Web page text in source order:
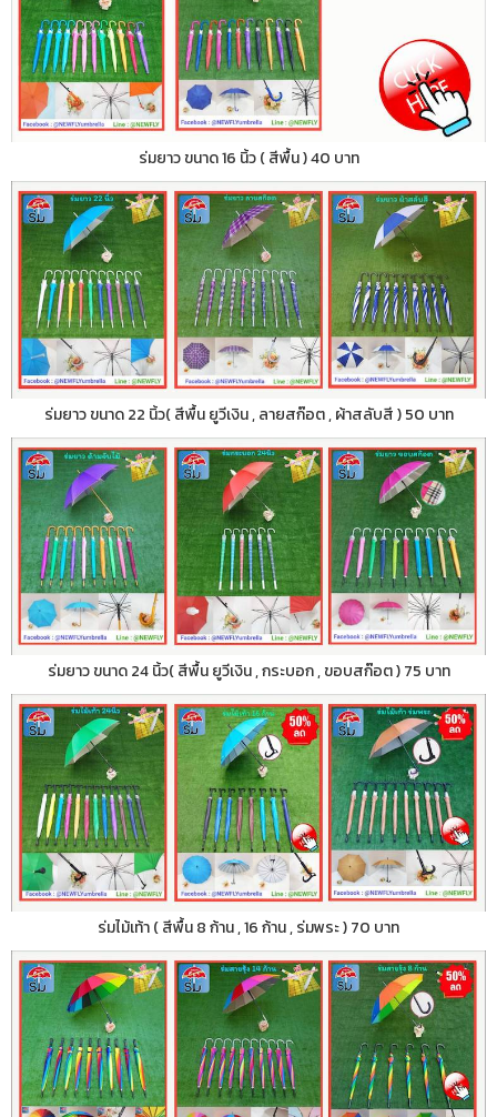
ร่มยาว ขนาด 16 นิ้ว ( สีพื้น ) 40 บาท
ร่มยาว ขนาด 22 นิ้ว( สีพื้น ยูวีเงิน , ลายสก๊อต , ผ้าสลับสี ) 50 บาท
ร่มยาว ขนาด 24 นิ้ว( สีพื้น ยูวีเงิน , กระบอก , ขอบสก๊อต ) 75 บาท
ร่มไม้เท้า ( สีพื้น 8 ก้าน , 16 ก้าน , ร่มพระ ) 70 บาท